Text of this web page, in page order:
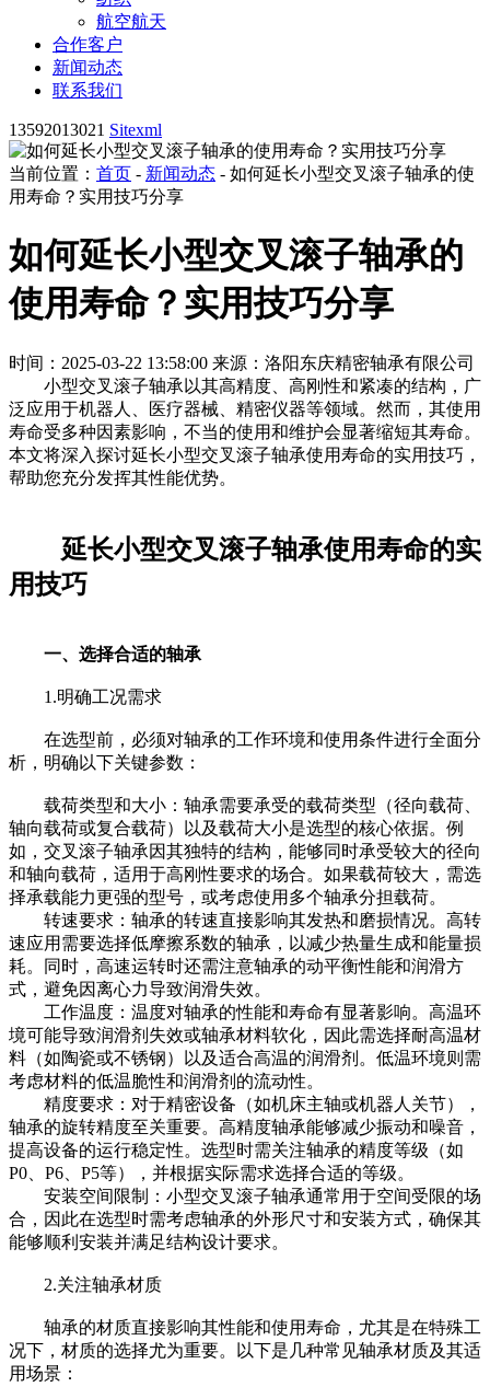
航空航天
合作客户
新闻动态
联系我们
13592013021 Sitexml
当前位置： 首页 - 新闻动态 - 如何延长小型交叉滚子轴承的使
用寿命？实用技巧分享
如何延长小型交叉滚子轴承的
使用寿命？实用技巧分享
时间：2025-03-22 13:58:00 来源：洛阳东庆精密轴承有限公司
小型交叉滚子轴承以其高精度、高刚性和紧凑的结构，广
泛应用于机器人、医疗器械、精密仪器等领域。然而，其使用
寿命受多种因素影响，不当的使用和维护会显著缩短其寿命。
本文将深入探讨延长小型交叉滚子轴承使用寿命的实用技巧，
帮助您充分发挥其性能优势。
延长小型交叉滚子轴承使用寿命的实
用技巧
一、选择合适的轴承
1.明确工况需求
在选型前，必须对轴承的工作环境和使用条件进行全面分
析，明确以下关键参数：
载荷类型和大小：轴承需要承受的载荷类型（径向载荷、
轴向载荷或复合载荷）以及载荷大小是选型的核心依据。例
如，交叉滚子轴承因其独特的结构，能够同时承受较大的径向
和轴向载荷，适用于高刚性要求的场合。如果载荷较大，需选
择承载能力更强的型号，或考虑使用多个轴承分担载荷。
转速要求：轴承的转速直接影响其发热和磨损情况。高转
速应用需要选择低摩擦系数的轴承，以减少热量生成和能量损
耗。同时，高速运转时还需注意轴承的动平衡性能和润滑方
式，避免因离心力导致润滑失效。
工作温度：温度对轴承的性能和寿命有显著影响。高温环
境可能导致润滑剂失效或轴承材料软化，因此需选择耐高温材
料（如陶瓷或不锈钢）以及适合高温的润滑剂。低温环境则需
考虑材料的低温脆性和润滑剂的流动性。
精度要求：对于精密设备（如机床主轴或机器人关节），
轴承的旋转精度至关重要。高精度轴承能够减少振动和噪音，
提高设备的运行稳定性。选型时需关注轴承的精度等级（如
P0、P6、P5等），并根据实际需求选择合适的等级。
安装空间限制：小型交叉滚子轴承通常用于空间受限的场
合，因此在选型时需考虑轴承的外形尺寸和安装方式，确保其
能够顺利安装并满足结构设计要求。
2.关注轴承材质
轴承的材质直接影响其性能和使用寿命，尤其是在特殊工
况下，材质的选择尤为重要。以下是几种常见轴承材质及其适
用场景：